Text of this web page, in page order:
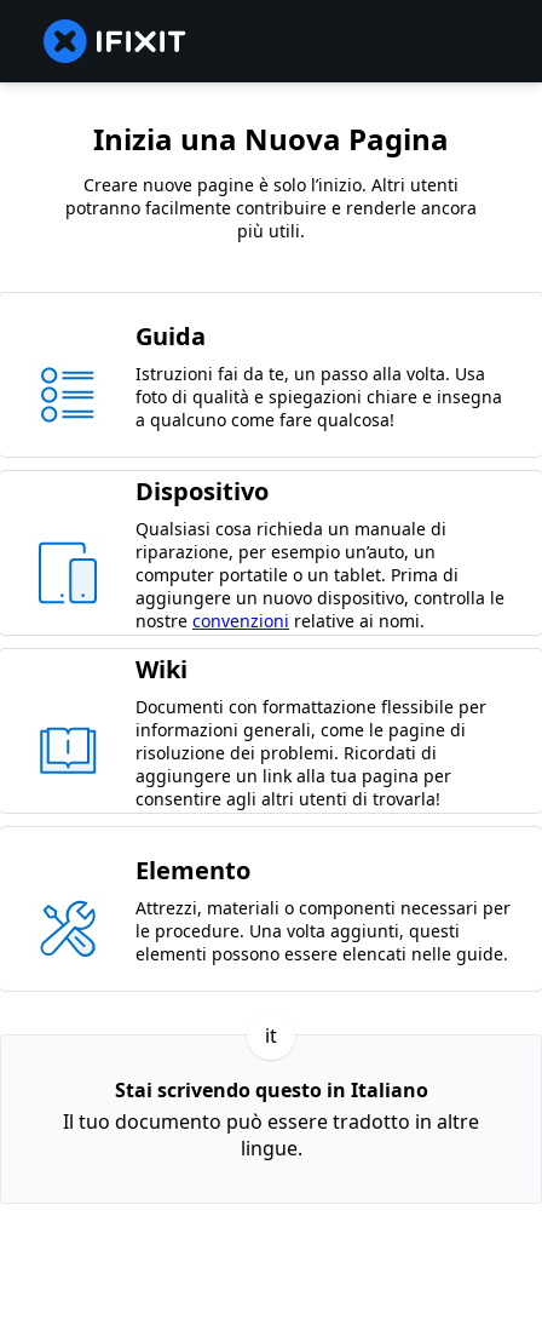
Inizia una Nuova Pagina
Creare nuove pagine è solo l’inizio. Altri utenti
potranno facilmente contribuire e renderle ancora
più utili.
Guida
Istruzioni fai da te, un passo alla volta. Usa
foto di qualità e spiegazioni chiare e insegna
a qualcuno come fare qualcosa!
Dispositivo
Qualsiasi cosa richieda un manuale di
riparazione, per esempio un’auto, un
computer portatile o un tablet. Prima di
aggiungere un nuovo dispositivo, controlla le
nostre convenzioni relative ai nomi.
Wiki
Documenti con formattazione flessibile per
informazioni generali, come le pagine di
risoluzione dei problemi. Ricordati di
aggiungere un link alla tua pagina per
consentire agli altri utenti di trovarla!
Elemento
Attrezzi, materiali o componenti necessari per
le procedure. Una volta aggiunti, questi
elementi possono essere elencati nelle guide.
it
Stai scrivendo questo in Italiano
Il tuo documento può essere tradotto in altre
lingue.